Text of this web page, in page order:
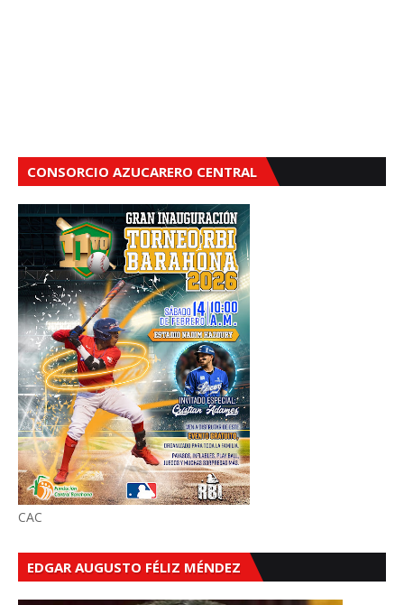
CONSORCIO AZUCARERO CENTRAL
CAC
EDGAR AUGUSTO FÉLIZ MÉNDEZ